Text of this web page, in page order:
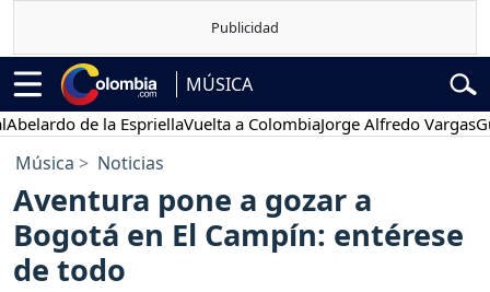
MÚSICA
de la EspriellaVuelta a ColombiaJorge Alfredo Vargas
Música Noticias
Aventura pone a gozar a
Bogotá en El Campín: entérese
de todo